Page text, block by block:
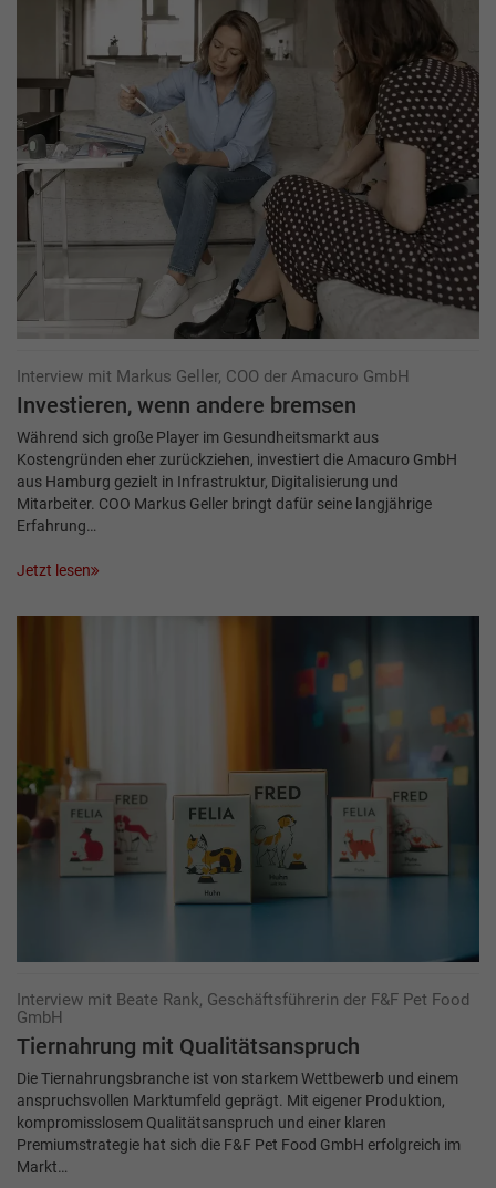
Interview mit Markus Geller, COO der Amacuro GmbH
Investieren, wenn andere bremsen
Während sich große Player im Gesundheitsmarkt aus
Kostengründen eher zurückziehen, investiert die Amacuro GmbH
aus Hamburg gezielt in Infrastruktur, Digitalisierung und
Mitarbeiter. COO Markus Geller bringt dafür seine langjährige
Erfahrung…
Jetzt lesen
Interview mit Beate Rank, Geschäftsführerin der F&F Pet Food
GmbH
Tiernahrung mit Qualitätsanspruch
Die Tiernahrungsbranche ist von starkem Wettbewerb und einem
anspruchsvollen Markt­umfeld geprägt. Mit eigener Produktion,
kompromisslosem Qualitätsanspruch und einer klaren
Premiumstrategie hat sich die F&F Pet Food GmbH erfolgreich im
Markt…